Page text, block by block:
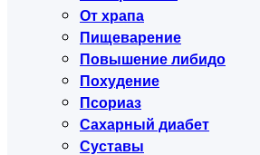
От храпа
Пищеварение
Повышение либидо
Похудение
Псориаз
Сахарный диабет
Суставы